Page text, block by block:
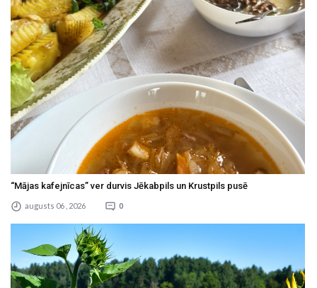
“Mājas kafejnīcas” ver durvis Jēkabpils un Krustpils pusē
augusts 06 , 2026 0